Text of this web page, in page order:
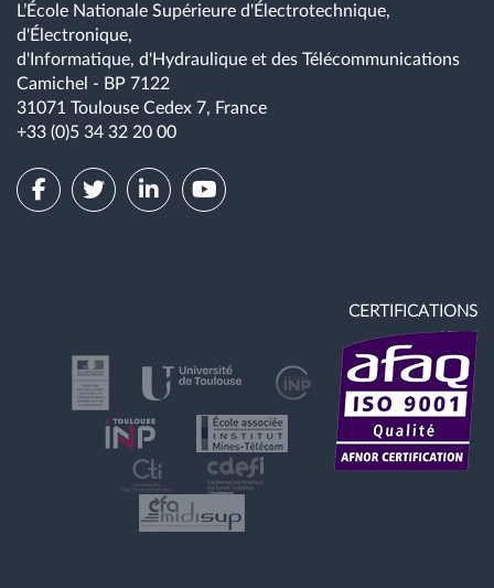
L’École Nationale Supérieure d'Électrotechnique,
d'Électronique,
d'Informatique, d'Hydraulique et des Télécommunications
Camichel - BP 7122
31071 Toulouse Cedex 7, France
+33 (0)5 34 32 20 00
CERTIFICATIONS